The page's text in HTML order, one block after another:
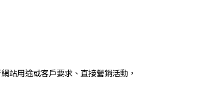
站用途或客戶要求、直接營銷活動，